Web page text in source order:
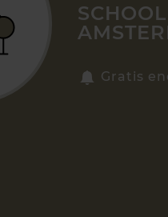
Gratis